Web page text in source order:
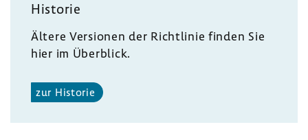
Historie
Ältere Versionen der Richtlinie finden Sie
hier im Überblick.
zur Historie